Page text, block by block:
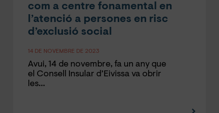
com a centre fonamental en
l’atenció a persones en risc
d’exclusió social
14 DE NOVEMBRE DE 2023
Avui, 14 de novembre, fa un any que
el Consell Insular d’Eivissa va obrir
les…